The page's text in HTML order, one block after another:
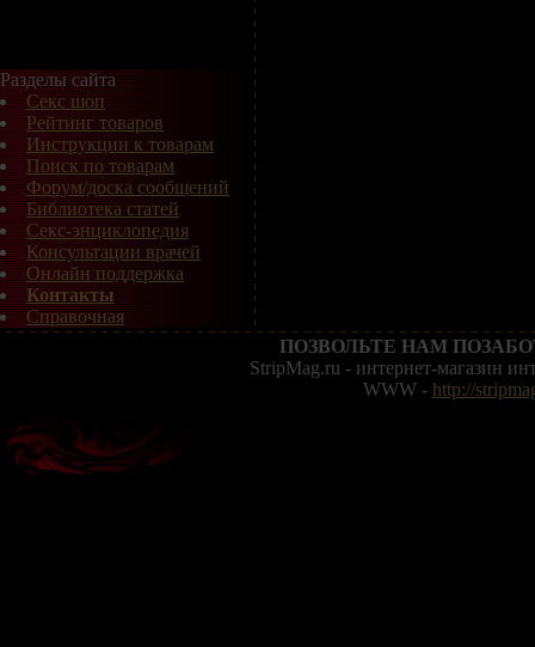
Разделы сайта
Секс шоп
Рейтинг товаров
Инструкции к товарам
Поиск по товарам
Форум/доска сообщений
Библиотека статей
Секс-энциклопедия
Консультации врачей
Онлайн поддержка
Контакты
Справочная
ПОЗВОЛЬТЕ НАМ
StripMag.ru - интернет-магазин
WWW - http://